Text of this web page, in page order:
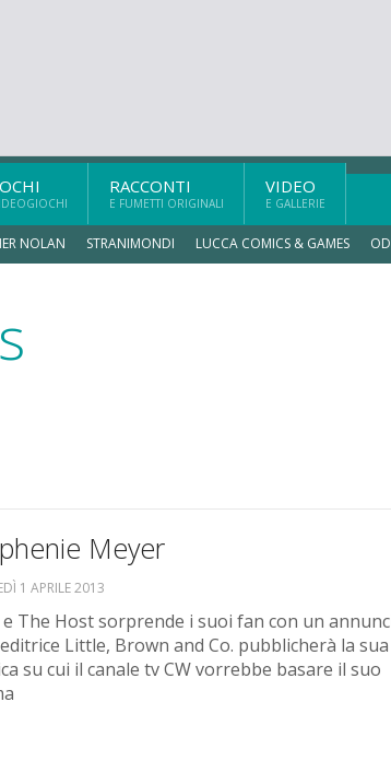
RACCONTI
E FUMETTI ORIGINALI
VIDEO
E GALLERIE
NOLAN STRANIMONDI LUCCA COMICS & GAMES
Meyer
1 APRILE 2013
The Host sorprende i suoi fan con un
Little, Brown and Co. pubblicherà la sua
su cui il canale tv CW vorrebbe basare il suo